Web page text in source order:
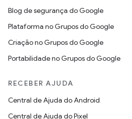
Blog de segurança do Google
Plataforma no Grupos do Google
Criação no Grupos do Google
Portabilidade no Grupos do Google
RECEBER AJUDA
Central de Ajuda do Android
Central de Ajuda do Pixel